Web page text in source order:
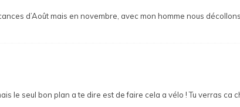
d’Août mais en novembre, avec mon homme nous
le seul bon plan a te dire est de faire cela a vélo ! Tu verras ca